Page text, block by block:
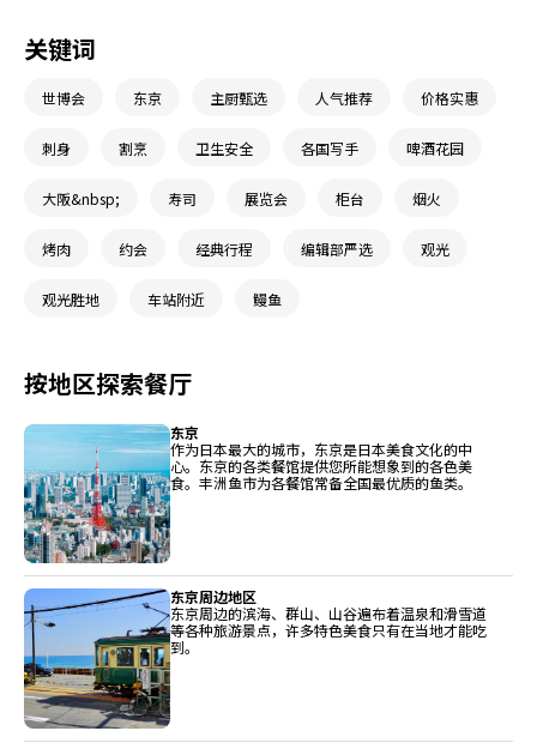
关键词
世博会 东京 主厨甄选 人气推荐 价格实惠
刺身 割烹 卫生安全 各国写手 啤酒花园
大阪&nbsp; 寿司 展览会 柜台 烟火
烤肉 约会 经典行程 编辑部严选 观光
观光胜地 车站附近 鳗鱼
按地区探索餐厅
东京
作为日本最大的城市，东京是日本美食文化的中
心。东京的各类餐馆提供您所能想象到的各色美
食。丰洲鱼市为各餐馆常备全国最优质的鱼类。
东京周边地区
东京周边的滨海、群山、山谷遍布着温泉和滑雪道
等各种旅游景点，许多特色美食只有在当地才能吃
到。